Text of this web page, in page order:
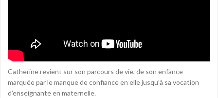
Catherine revient sur son parcours de vie, de son enfance
marquée par le manque de confiance en elle jusqu’à sa vocation
d’enseignante en maternelle.